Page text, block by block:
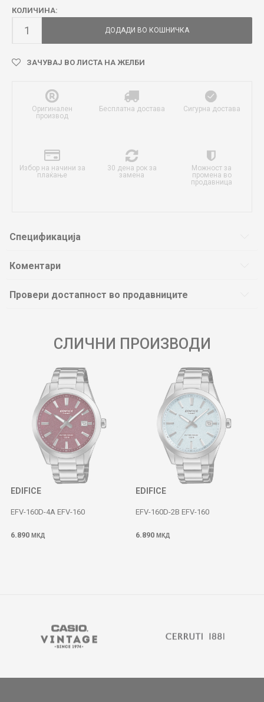
КОЛИЧИНА:
ДОДАДИ ВО КОШНИЧКА
ЗАЧУВАЈ ВО ЛИСТА НА ЖЕЛБИ
Оригинален
производ
Бесплатна достава Сигурна достава
Избор на начини за
плаќање
30 дена рок за
замена
Можност за
промена во
продавница
Спецификација
Коментари
Провери достапност во продавниците
СЛИЧНИ ПРОИЗВОДИ
EDIFICE
EFV-160D-4A EFV-160
6.890 МКД
EDIFICE
EFV-160D-2B EFV-160
6.890 МКД